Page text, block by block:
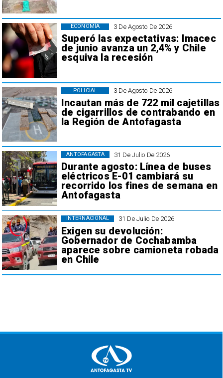
3 De Agosto De 2026
Superó las expectativas: Imacec
de junio avanza un 2,4% y Chile
esquiva la recesión
ECONOMÍA
3 De Agosto De 2026
Incautan más de 722 mil cajetillas
de cigarrillos de contrabando en
la Región de Antofagasta
POLICIAL
31 De Julio De 2026
Durante agosto: Línea de buses
eléctricos E-01 cambiará su
recorrido los fines de semana en
Antofagasta
ANTOFAGASTA
31 De Julio De 2026
Exigen su devolución:
Gobernador de Cochabamba
aparece sobre camioneta robada
en Chile
INTERNACIONAL